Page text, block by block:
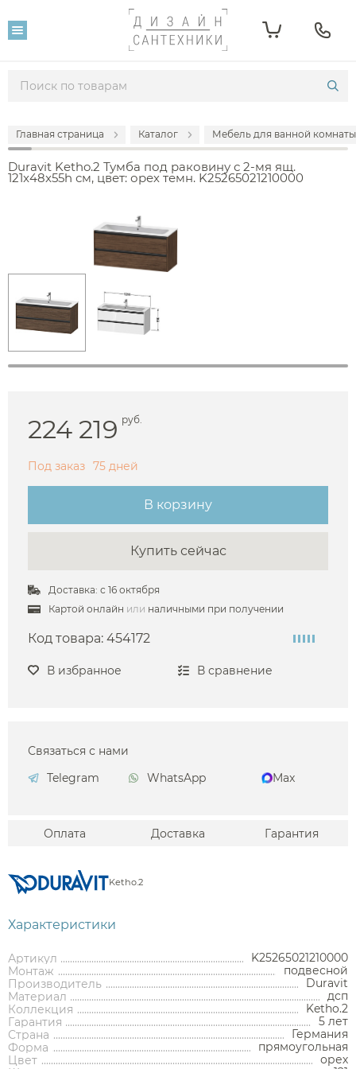
Главная страница Каталог Мебель для ванной комнаты
Duravit Ketho.2 Тумба под раковину с 2-мя ящ.
121x48x55h см, цвет: орех темн. K25265021210000
224 219 руб.
Под заказ 75 дней
В корзину
Купить сейчас
Доставка: с 16 октября
Картой онлайн или наличными при получении
Код товара: 454172
В избранное В сравнение
Связаться с нами
Telegram
WhatsApp Max
Оплата Доставка Гарантия
Ketho.2
Характеристики
Артикул
K25265021210000
Монтаж
подвесной
Производитель
Duravit
Материал
дсп
Коллекция
Ketho.2
Гарантия
5 лет
Страна
Германия
Форма
прямоугольная
Цвет
орех